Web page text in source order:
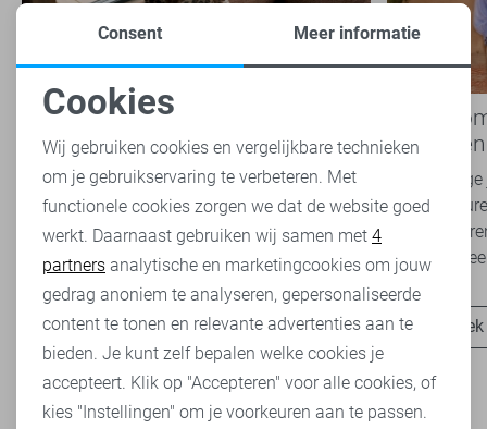
Nieuwe Lady Day najaarscollectie
2026 bij Sans: stijl en comfort in
travelkwaliteit
Het najaar vraagt om kleding die comfortabel,
veelzijdig én stijlvol is. Met de nieuwe Lady
Day najaarscollectie 2026 ben je helemaal
klaar voor...
Ontdek nu
Boho
overal
Van
zachte
Romance
het
Noodzakelijke cookies
Personalisatie cookies
Analytische cookies
Marketing cookies
Consent Meer informatie
Cookies
Wij gebruiken cookies en vergelijkbare technieken
om je gebruikservaring te verbeteren. Met
functionele cookies zorgen we dat de website goed
werkt. Daarnaast gebruiken wij samen met 4
partners analytische en marketingcookies om jouw
gedrag anoniem te analyseren, gepersonaliseerde
content te tonen en relevante advertenties aan te
bieden. Je kunt zelf bepalen welke cookies je
accepteert. Klik op "Accepteren" voor alle cookies, of
kies "Instellingen" om je voorkeuren aan te passen.